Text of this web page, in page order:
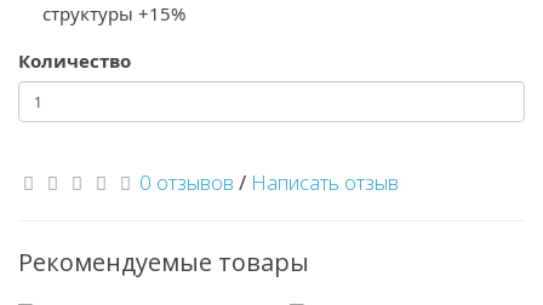
структуры +15%
Количество
0 отзывов / Написать отзыв
Рекомендуемые товары